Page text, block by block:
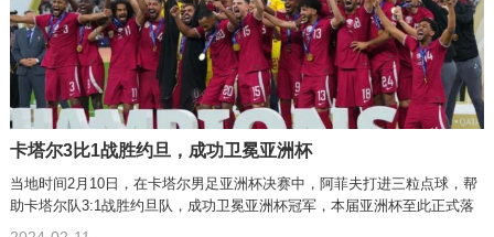
卡塔尔3比1战胜约旦，成功卫冕亚洲杯
当地时间2月10日，在卡塔尔男足亚洲杯决赛中，阿菲夫打进三粒点球，帮
助卡塔尔队3:1战胜约旦队，成功卫冕亚洲杯冠军，本届亚洲杯至此正式落